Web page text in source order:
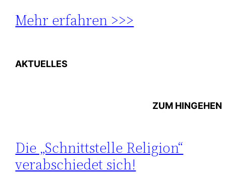
Mehr erfahren >>>
AKTUELLES
ZUM HINGEHEN
Die „Schnittstelle Religion“
verabschiedet sich!